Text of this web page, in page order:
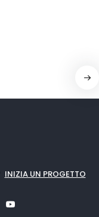
INIZIA UN PROGETTO